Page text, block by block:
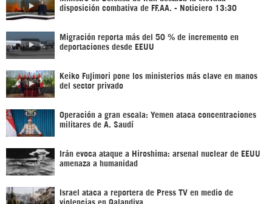
disposición combativa de FF.AA. - Noticiero 13:30
Migración reporta más del 50 % de incremento en
deportaciones desde EEUU
Keiko Fujimori pone los ministerios más clave en manos
del sector privado
Operación a gran escala: Yemen ataca concentraciones
militares de A. Saudí
Irán evoca ataque a Hiroshima: arsenal nuclear de EEUU
amenaza a humanidad
Israel ataca a reportera de Press TV en medio de
violencias en Qalandiya